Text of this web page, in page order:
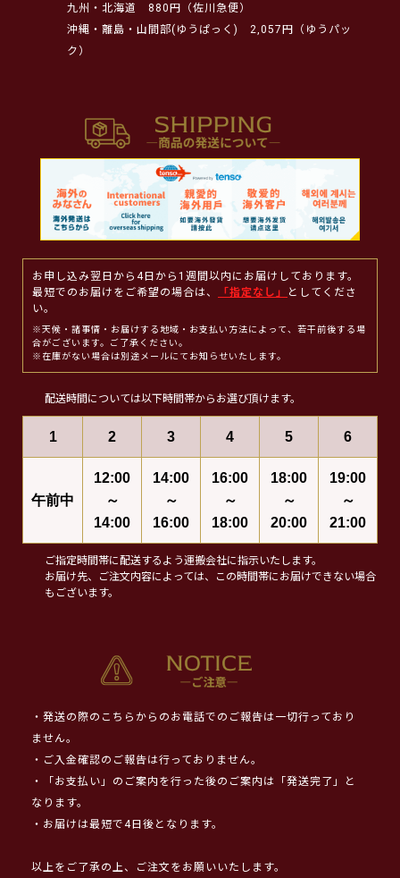
九州・北海道
880円（佐川急便）
沖縄・離島・山間部(ゆうぱっく)
2,057円（ゆうパッ
ク）
お申し込み翌日から4日から1週間以内にお届けしております。
最短でのお届けをご希望の場合は、
「指定なし」
としてくださ
い。
※天候・諸事情・お届けする地域・お支払い方法によって、若干前後する場
合がございます。ご了承ください。
※在庫がない場合は別途メールにてお知らせいたします。
配送時間については以下時間帯からお選び頂けます。
1 2 3 4 5 6
午前中
12:00
～
14:00
14:00
～
16:00
16:00
～
18:00
18:00
～
20:00
19:00
～
21:00
ご指定時間帯に配送するよう運搬会社に指示いたします。
お届け先、ご注文内容によっては、この時間帯にお届けできない場合
もございます。
・発送の際のこちらからのお電話でのご報告は一切行っており
ません。
・ご入金確認のご報告は行っておりません。
・「お支払い」のご案内を行った後のご案内は「発送完了」と
なります。
・お届けは最短で4日後となります。
以上をご了承の上、ご注文をお願いいたします。